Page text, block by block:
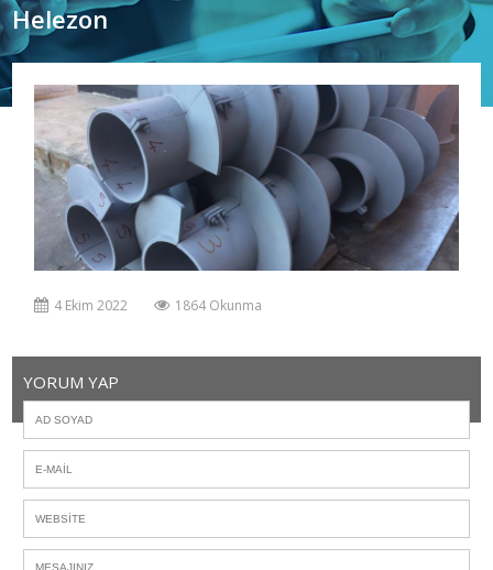
Helezon
4 Ekim 2022 1864 Okunma
YORUM YAP